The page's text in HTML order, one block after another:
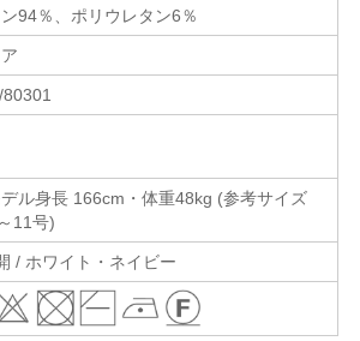
94％、ポリウレタン6％
ル身長 166cm・体重48kg (参考サイズ
11号)
/ ホワイト・ネイビー